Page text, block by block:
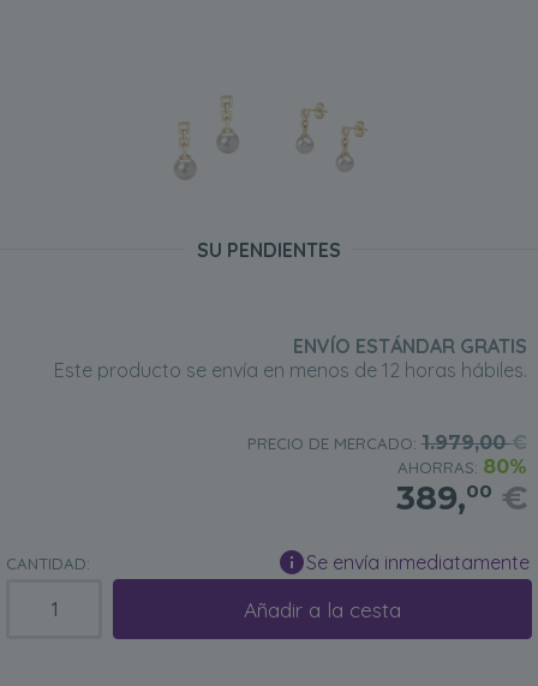
SU PENDIENTES
ENVÍO ESTÁNDAR GRATIS
Este producto se envía en menos de 12 horas hábiles.
PRECIO DE MERCADO: 1.979,00€
AHORRAS: 80%
389,00 €
CANTIDAD: Se envía inmediatamente
Añadir a la cesta